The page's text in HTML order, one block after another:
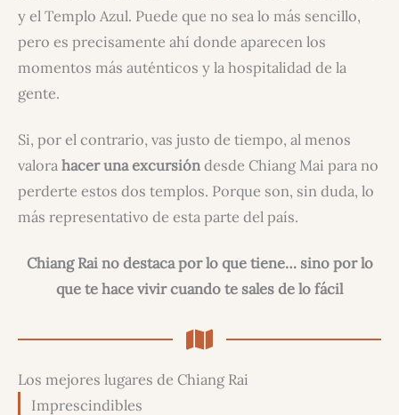
y el Templo Azul. Puede que no sea lo más sencillo,
pero es precisamente ahí donde aparecen los
momentos más auténticos y la hospitalidad de la
gente.
Si, por el contrario, vas justo de tiempo, al menos
valora hacer una excursióndesde Chiang Mai para no
perderte estos dos templos. Porque son, sin duda, lo
más representativo de esta parte del país.
Chiang Rai no destaca por lo que tiene… sino por lo
que te hace vivir cuando te sales de lo fácil
Los mejores lugares de Chiang Rai
Imprescindibles